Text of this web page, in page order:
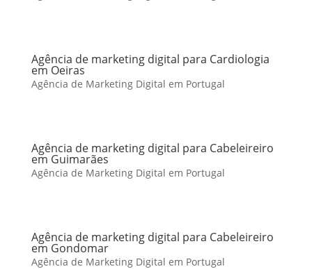
Agência de marketing digital para Cardiologia
em Oeiras
Agência de Marketing Digital em Portugal
Agência de marketing digital para Cabeleireiro
em Guimarães
Agência de Marketing Digital em Portugal
Agência de marketing digital para Cabeleireiro
em Gondomar
Agência de Marketing Digital em Portugal